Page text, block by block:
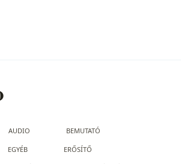
AUDIO BEMUTATÓ
EGYÉB ERŐSÍTŐ